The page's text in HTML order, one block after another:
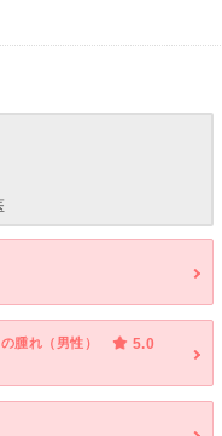
腫れ（男性） 5.0